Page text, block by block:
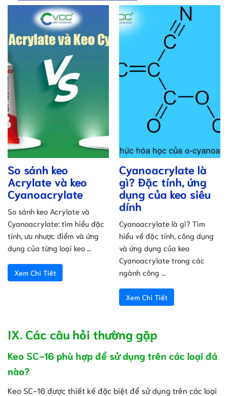
So sánh keo
Acrylate và keo
Cyanoacrylate
So sánh keo Acrylate và
Cyanoacrylate: tìm hiểu đặc
tính, ưu nhược điểm và ứng
dụng của từng loại keo …
Xem Chi Tiết
Cyanoacrylate là
gì? Đặc tính, ứng
dụng của keo siêu
dính
Cyanoacrylate là gì? Tìm
hiểu về đặc tính, công dụng
và ứng dụng của keo
Cyanoacrylate trong các
ngành công …
Xem Chi Tiết
IX. Các câu hỏi thường gặp
Keo SC-16 phù hợp để sử dụng trên các loại đá
nào?
Keo SC-16 được thiết kế đặc biệt để sử dụng trên các loại